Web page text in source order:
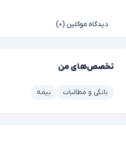
دیدگاه موکلین (۰)
تخصص‌های من
بانکی و مطالبات بیمه